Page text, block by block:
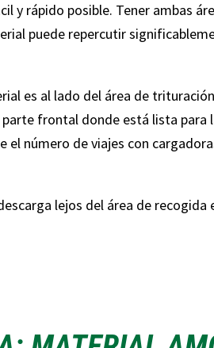
y rápido posible. Tener ambas
puede repercutir
es al lado del área de
frontal donde está lista para
número de viajes con
lejos del área de